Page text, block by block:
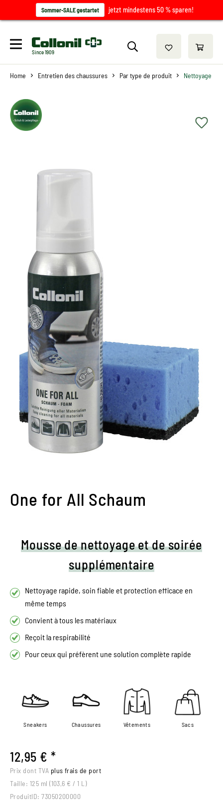
Sommer-SALE gestartet jetzt mindestens 50 % sparen!
Since 1909
Home Entretien des chaussures Par type de produit Nettoyage
One for All Schaum
Mousse de nettoyage et de soirée
supplémentaire
Nettoyage rapide, soin fiable et protection efficace en
même temps
Convient à tous les matériaux
Reçoit la respirabilité
Pour ceux qui préfèrent une solution complète rapide
Sneakers Chaussures Vêtements Sacs
12,95 € *
Prix dont TVA plus frais de port
Taille: 125 ml (103,6 € / 1 L)
ProduitID: 73050200000